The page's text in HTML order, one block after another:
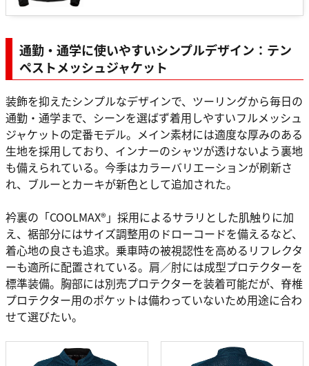
通勤・通学に使いやすいシンプルデザイン：テン
ペストメッシュジャケット
装飾を抑えたシンプルなデザインで、ツーリングから毎日の
通勤・通学まで、シーンを選ばず着用しやすいフルメッシュ
ジャケットの定番モデル。メイン素材には適度な厚みのある
生地を採用しており、インナーのシャツが透けないよう裏地
も備えられている。今季はカラーバリエーションが刷新さ
れ、ブルーとカーキが新色として追加された。
衿裏の「COOLMAX®」採用によるサラリとした肌触りに加
え、裾部分にはサイズ調整用のドローコードを備えるなど、
着心地の良さも追求。乗車時の被視認性を高めるリフレクタ
ーも適所に配置されている。肩／肘には成型プロテクターを
標準装備。胸部には別売プロテクターを装着可能だが、脊椎
プロテクター用のポケットは備わっていないため用途に合わ
せて選びたい。